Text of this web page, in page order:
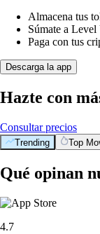
Almacena tus
Súmate a Level
Paga con tus
Descarga la app
Hazte con
Consultar precios
Trending Top
Qué opinan
4.7